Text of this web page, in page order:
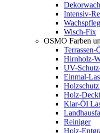
Intensiv-
Wisch-Fix
OSMO Farben
Terrassen-
Hirnholz-
UV-
Einmal-
Holz-
Klar-Öl
Reiniger
Holz-